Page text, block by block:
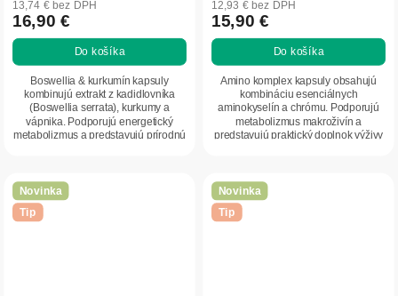
13,74 € bez DPH
16,90 €
Do košíka
Boswellia & kurkumín kapsuly
kombinujú extrakt z kadidlovníka
(Boswellia serrata), kurkumy a
vápnika. Podporujú energetický
metabolizmus a predstavujú prírodnú
12,93 € bez DPH
15,90 €
Do košíka
Amino komplex kapsuly obsahujú
kombináciu esenciálnych
aminokyselín a chrómu. Podporujú
metabolizmus makroživín a
predstavujú praktický doplnok výživy
Novinka
Tip
Novinka
Tip